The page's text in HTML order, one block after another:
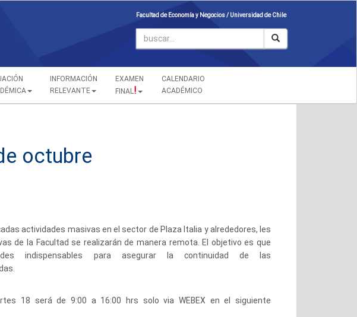
Facultad de Economía y Negocios / Universidad de Chile
INFORMACIÓN
RELEVANTE
EXAMEN
FINAL!
CALENDARIO
ACADÉMICO
octubre
actividades masivas en el sector de Plaza Italia y alrededores, les
de la Facultad se realizaránde manera remota. El objetivo es que
indispensables para asegurar la continuidad de las
18 será de 9:00 a 16:00 hrs solo via WEBEX en el siguiente